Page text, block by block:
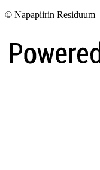
© Napapiirin Residuum